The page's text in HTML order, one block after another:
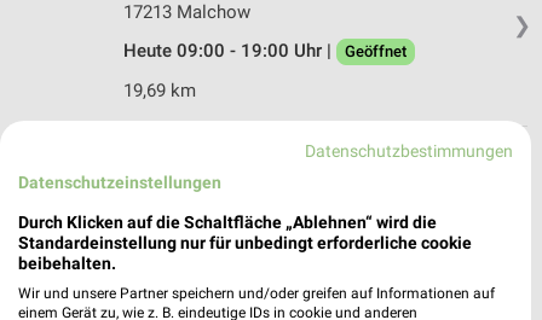
❯
17213 Malchow
Heute 09:00 - 19:00 Uhr |
Geöffnet
19,69 km
Takko Fashion Stavenhagen
Werdohler Straße 3
17153 Stavenhagen
Heute 09:00 - 19:00 Uhr | Geöffnet
22,82 km
Datenschutzbestimmungen
Datenschutzeinstellungen
Durch Klicken auf die Schaltfläche „Ablehnen“ wird die
Standardeinstellung nur für unbedingt erforderliche cookie
beibehalten.
Wir und unsere Partner speichern und/oder greifen auf Informationen auf
einem Gerät zu, wie z. B. eindeutige IDs in cookie und anderen